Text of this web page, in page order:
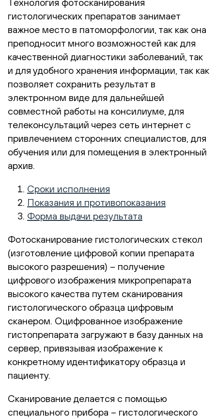
гистологических препаратов занимает
важное место в патоморфологии, так как она
преподносит много возможностей как для
качественной диагностики заболеваний, так
и для удобного хранения информации, так как
позволяет сохранить результат в
электронном виде для дальнейшей
совместной работы на консилиуме, для
телеконсультаций через сеть интернет с
привлечением сторонних специалистов, для
обучения или для помещения в электронный
архив.
Сроки исполнения
Показания и противопоказания
Форма выдачи результата
Фотосканирование гистологических стекол
(изготовление цифровой копии препарата
высокого разрешения) – получение
цифрового изображения микропрепарата
высокого качества путем сканирования
гистологического образца цифровым
сканером. Оцифрованное изображение
гистопрепарата загружают в базу данных на
сервер, привязывая изображение к
конкретному идентификатору образца и
пациенту.
Сканирование делается с помощью
специального прибора – гистологического